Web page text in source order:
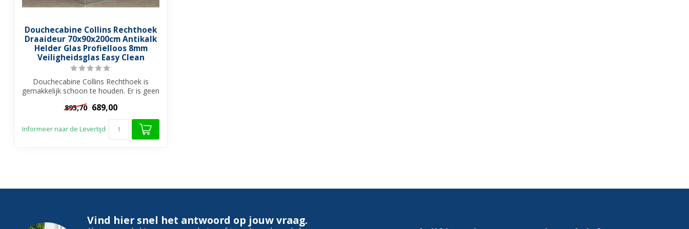
Douchecabine Collins Rechthoek
Draaideur 70x90x200cm Antikalk
Helder Glas Profielloos 8mm
Veiligheidsglas Easy Clean
Douchecabine Collins Rechthoek is
gemakkelijk schoon te houden. Er is geen
895,70 689,00
Informeer naar de Levertijd
Vind hier snel het antwoord op jouw vraag.